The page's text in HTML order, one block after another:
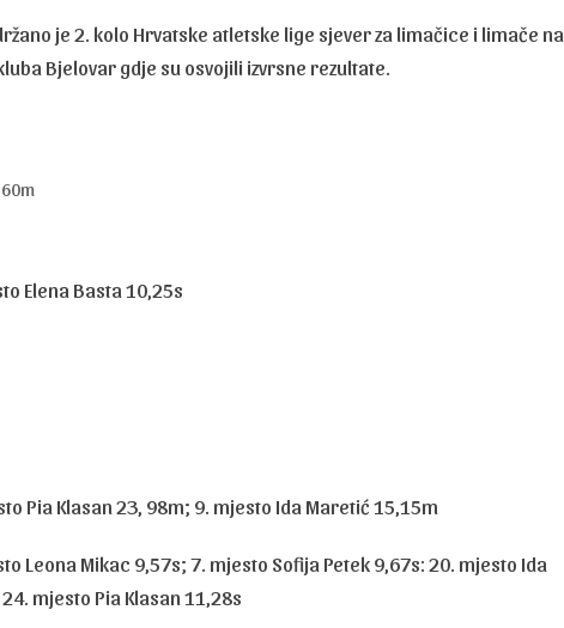
je 2. kolo Hrvatske atletske lige sjever za limačice i limače na
Bjelovar gdje su osvojili izvrsne rezultate.
Elena Basta 10,25s
Pia Klasan 23, 98m; 9. mjesto Ida Maretić 15,15m
Leona Mikac 9,57s; 7. mjesto Sofija Petek 9,67s: 20. mjesto Ida
mjesto Pia Klasan 11,28s